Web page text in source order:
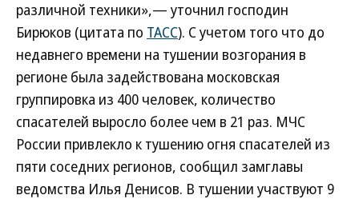
различной техники»,— уточнил господин
Бирюков (цитата по ТАСС). С учетом того что до
недавнего времени на тушении возгорания в
регионе была задействована московская
группировка из 400 человек, количество
спасателей выросло более чем в 21 раз. МЧС
России привлекло к тушению огня спасателей из
пяти соседних регионов, сообщил замглавы
ведомства Илья Денисов. В тушении участвуют 9